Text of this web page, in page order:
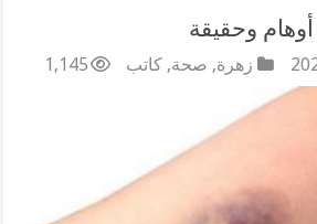
وحقيقة
زهرة, صحة, كاتب 1,145